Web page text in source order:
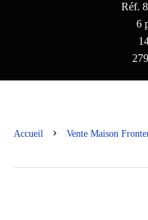
Réf.
6
Accueil Vente Maison